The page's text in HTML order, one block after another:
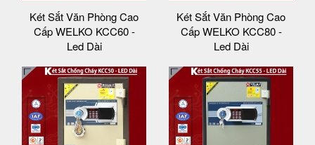
Két Sắt Văn Phòng Cao
Cấp WELKO KCC60 -
Led Dài
Két Sắt Văn Phòng Cao
Cấp WELKO KCC80 -
Led Dài